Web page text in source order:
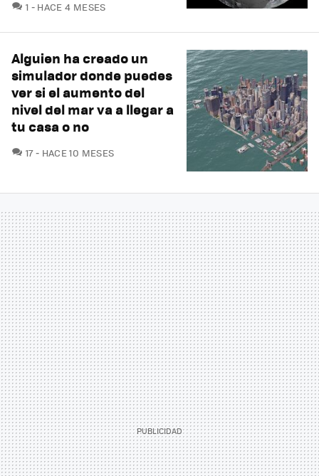
1 COMENTARIOS
HACE 4 MESES
Alguien ha creado un
simulador donde puedes
ver si el aumento del
nivel del mar va a llegar a
tu casa o no
17COMENTARIOS
HACE 10 MESES